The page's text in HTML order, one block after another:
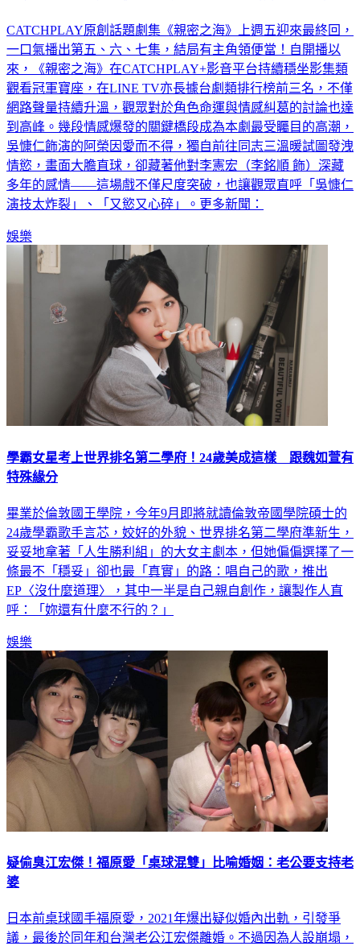
CATCHPLAY原創話題劇集《親密之海》上週五迎來最終回，
一口氣播出第五、六、七集，結局有主角領便當！自開播以
來，《親密之海》在CATCHPLAY+影音平台持續穩坐影集類
觀看冠軍寶座，在LINE TV亦長據台劇類排行榜前三名，不僅
網路聲量持續升溫，觀眾對於角色命運與情感糾葛的討論也達
到高峰。幾段情感爆發的關鍵橋段成為本劇最受矚目的高潮，
吳慷仁飾演的阿榮因愛而不得，獨自前往同志三溫暖試圖發洩
情慾，畫面大膽直球，卻藏著他對李憲宏（李銘順 飾）深藏
多年的感情——這場戲不僅尺度突破，也讓觀眾直呼「吳慷仁
演技太炸裂」、「又慾又心碎」。更多新聞：
娛樂
學霸女星考上世界排名第二學府！24歲美成這樣 跟魏如萱有
特殊緣分
畢業於倫敦國王學院，今年9月即將就讀倫敦帝國學院碩士的
24歲學霸歌手言芯，姣好的外貌、世界排名第二學府準新生，
妥妥地拿著「人生勝利組」的大女主劇本，但她偏偏選擇了一
條最不「穩妥」卻也最「真實」的路：唱自己的歌，推出
EP〈沒什麼道理〉，其中一半是自己親自創作，讓製作人直
呼：「妳還有什麼不行的？」
娛樂
疑偷臭江宏傑！福原愛「桌球混雙」比喻婚姻：老公要支持老
婆
日本前桌球國手福原愛，2021年爆出疑似婚內出軌，引發爭
議，最後於同年和台灣老公江宏傑離婚。不過因為人設崩塌，